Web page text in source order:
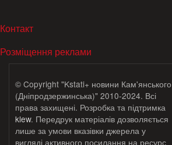
МЕНЮ В ПОДВАЛЕ
Контакт
Розміщення реклами
© Copyright "Kstati+ новини Кам'янського
(Дніпродзержинська)" 2010-2024. Всі
права захищені. Розробка та підтримка
klew. Передрук матеріалів дозволяється
лише за умови вказівки джерела у
вигляді активного посилання на ресурс